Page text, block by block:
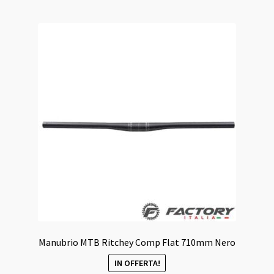
Manubrio MTB Ritchey Comp Flat 710mm Nero
IN OFFERTA!